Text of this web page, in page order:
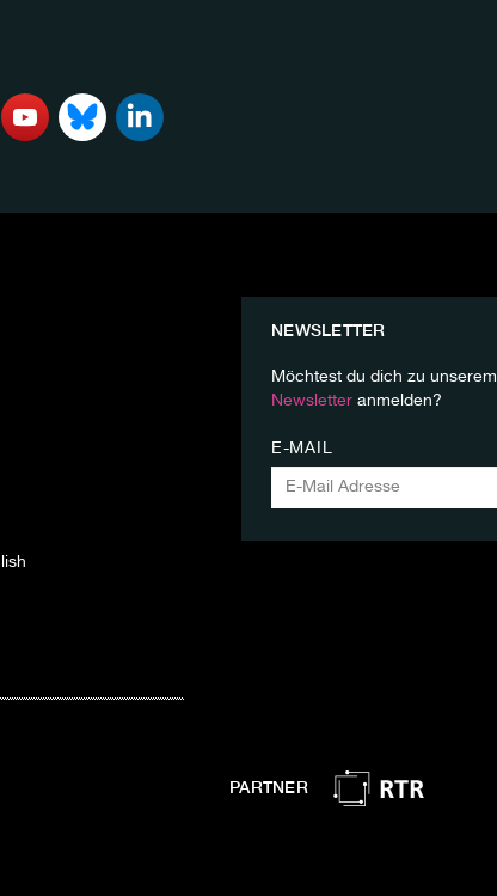
NEWSLETTER
Möchtest du dich zu unserem
Newsletter anmelden?
E-MAIL
PARTNER